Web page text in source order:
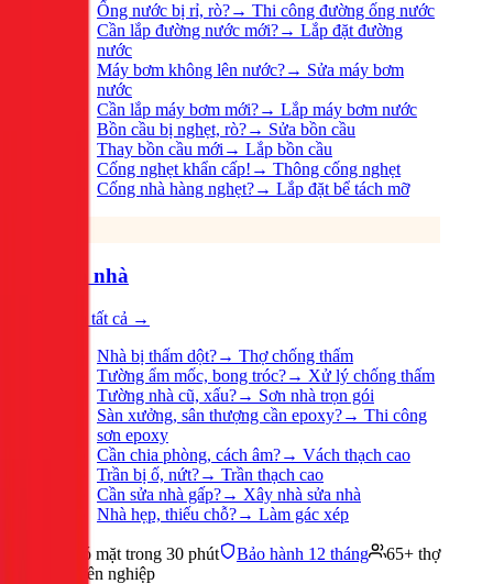
Ống nước bị rỉ, rò?→ Thi công đường ống nước
Cần lắp đường nước mới?→ Lắp đặt đường
nước
Máy bơm không lên nước?→ Sửa máy bơm
nước
Cần lắp máy bơm mới?→ Lắp máy bơm nước
Bồn cầu bị nghẹt, rò?→ Sửa bồn cầu
Thay bồn cầu mới → Lắp bồn cầu
Cống nghẹt khẩn cấp! → Thông cống nghẹt
Cống nhà hàng nghẹt?→ Lắp đặt bể tách mỡ
Sửa nhà
Xem tất cả →
Nhà bị thấm dột?→ Thợ chống thấm
Tường ẩm mốc, bong tróc?→ Xử lý chống thấm
Tường nhà cũ, xấu?→ Sơn nhà trọn gói
Sàn xưởng, sân thượng cần epoxy?→ Thi công
sơn epoxy
Cần chia phòng, cách âm?→ Vách thạch cao
Trần bị ố, nứt?→ Trần thạch cao
Cần sửa nhà gấp?→ Xây nhà sửa nhà
Nhà hẹp, thiếu chỗ?→ Làm gác xép
Có mặt trong 30 phút Bảo hành 12 tháng
65+ thợ
chuyên nghiệp